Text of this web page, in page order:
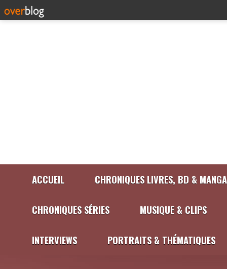
ACCUEIL CHRONIQUES LIVRES, BD &
CHRONIQUES SÉRIES MUSIQUE & CLIPS
INTERVIEWS PORTRAITS & THÉMATIQUES